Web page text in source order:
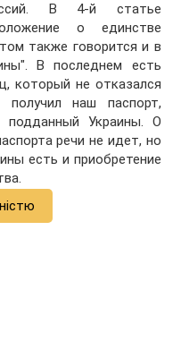
В 4-й статье
о единстве
также говорится и в
В последнем есть
который не отказался
наш паспорт,
подданный Украины. О
речи не идет, но
есть и приобретение